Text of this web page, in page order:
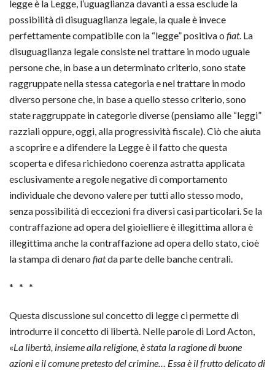
legge è la Legge, l’uguaglianza davanti a essa esclude la
possibilità di disuguaglianza legale, la quale è invece
perfettamente compatibile con la “legge” positiva o fiat. La
disuguaglianza legale consiste nel trattare in modo uguale
persone che, in base a un determinato criterio, sono state
raggruppate nella stessa categoria e nel trattare in modo
diverso persone che, in base a quello stesso criterio, sono
state raggruppate in categorie diverse (pensiamo alle “leggi”
razziali oppure, oggi, alla progressività fiscale). Ciò che aiuta
a scoprire e a difendere la Legge è il fatto che questa
scoperta e difesa richiedono coerenza astratta applicata
esclusivamente a regole negative di comportamento
individuale che devono valere per tutti allo stesso modo,
senza possibilità di eccezioni fra diversi casi particolari. Se la
contraffazione ad opera del gioielliere è illegittima allora è
illegittima anche la contraffazione ad opera dello stato, cioè
la stampa di denaro fiatda parte delle banche centrali.
* * *
Questa discussione sul concetto di legge ci permette di
introdurre il concetto di libertà. Nelle parole di Lord Acton,
«La libertà, insieme alla religione, è stata la ragione di buone
azioni e il comune pretesto del crimine… Essa è il frutto delicato di